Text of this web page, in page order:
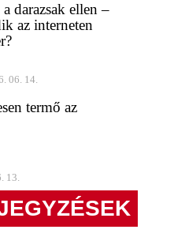
darazsak ellen –
az interneten
06. 14.
termő az
13.